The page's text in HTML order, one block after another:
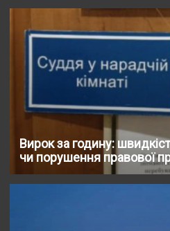
Вирок за годину:
чи порушення правової